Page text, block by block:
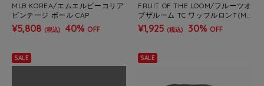
MLB KOREA/エムエルビーコリア
ビンテージ ボール CAP
¥5,808 (税込) 40% OFF
FRUIT OF THE LOOM/フルーツオ
ブザルーム TC ワッフルロンT(ME
NS)
¥1,925 (税込) 30% OFF
SALE SALE